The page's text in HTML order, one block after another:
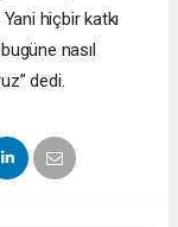
hiçbir katkı
nasıl
dedi.